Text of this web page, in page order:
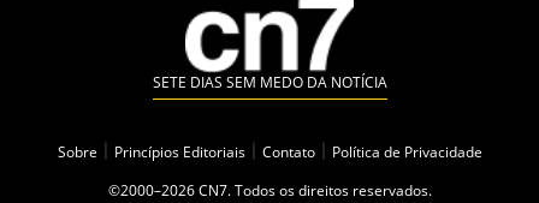
SETE DIAS SEM MEDO DA NOTÍCIA
Sobre Princípios Editoriais Contato
Política de Privacidade
©2000–2026 CN7. Todos os direitos reservados.